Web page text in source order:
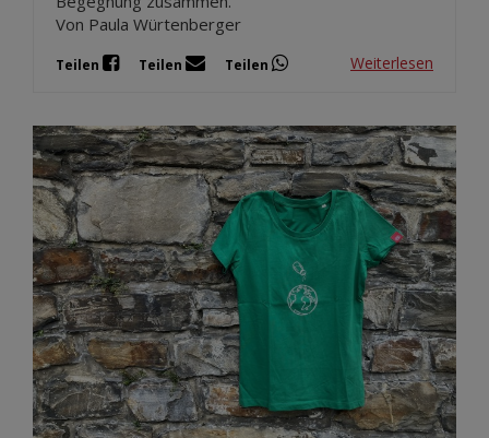
Von Paula Würtenberger
Teilen Teilen Teilen Weiterlesen